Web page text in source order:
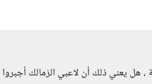
، هل يعني ذلك أن لاعبي الزمالك